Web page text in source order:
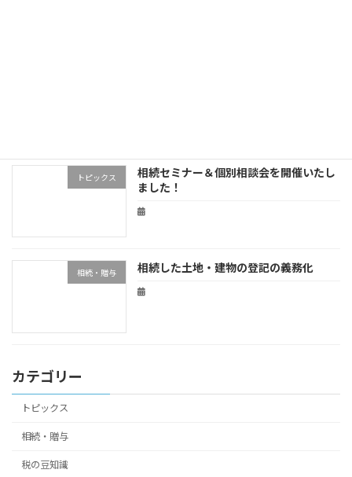
トピックス
相続セミナー＆個別相談会を開催いたし
ました！
相続・贈与 相続した土地・建物の登記の義務化
カテゴリー
トピックス
相続・贈与
税の豆知識